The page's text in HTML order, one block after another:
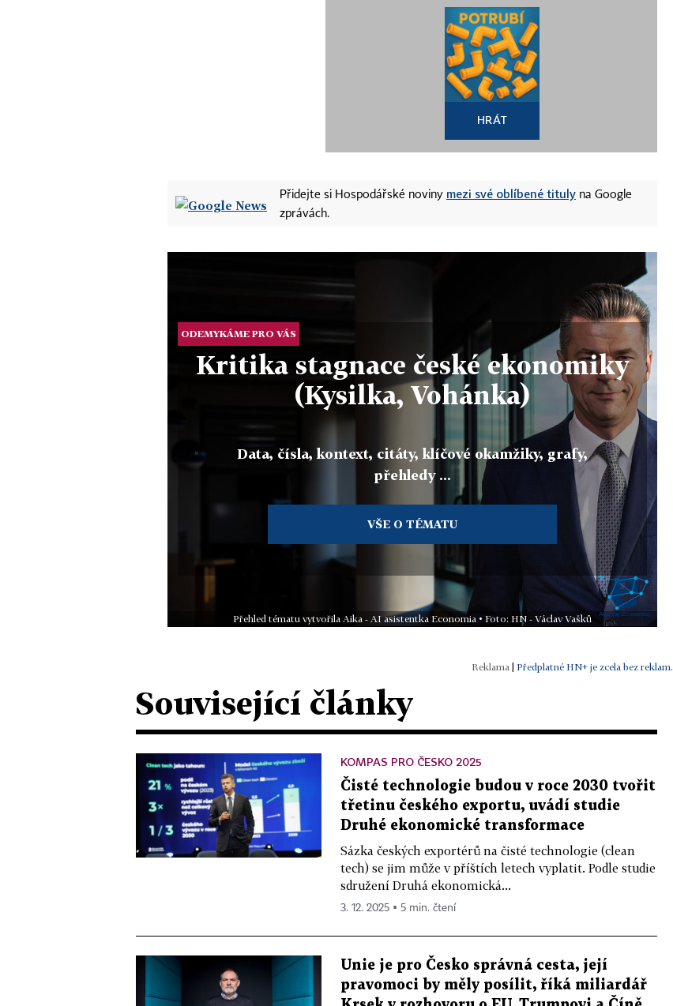
HRÁT
Přidejte si Hospodářské noviny mezi své oblíbené tituly na Google
zprávách.
ODEMYKÁME PRO VÁS
Kritika stagnace české ekonomiky
(Kysilka, Vohánka)
Data, čísla, kontext, citáty, klíčové okamžiky, grafy,
přehledy ...
VŠE O TÉMATU
Přehled tématu vytvořila Aika - AI asistentka Economia • Foto: HN - Václav Vašků
Předplatné HN+ je zcela bez reklam.
Související články
KOMPAS PRO ČESKO 2025
Čisté technologie budou v roce 2030 tvořit
třetinu českého exportu, uvádí studie
Druhé ekonomické transformace
Sázka českých exportérů na čisté technologie (clean
tech) se jim může v příštích letech vyplatit. Podle studie
sdružení Druhá ekonomická...
3. 12. 2025 ▪ 5 min. čtení
Unie je pro Česko správná cesta, její
pravomoci by měly posílit, říká miliardář